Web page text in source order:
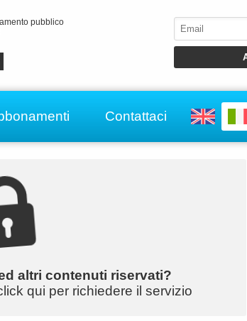
pubblico
Contattaci
altri contenuti riservati?
qui per richiedere il servizio